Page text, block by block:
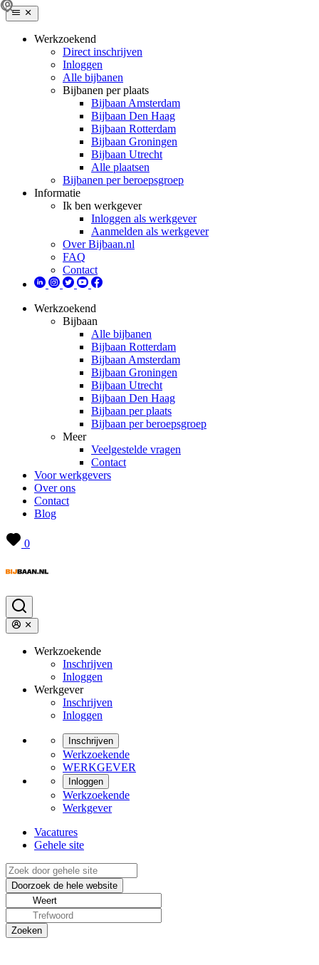
Werkzoekend
Direct inschrijven
Inloggen
Alle bijbanen
Bijbanen per plaats
Bijbaan Amsterdam
Bijbaan Den Haag
Bijbaan Rotterdam
Bijbaan Groningen
Bijbaan Utrecht
Alle plaatsen
Bijbanen per beroepsgroep
Informatie
Ik ben werkgever
Inloggen als werkgever
Aanmelden als werkgever
Over Bijbaan.nl
FAQ
Contact
Werkzoekend
Bijbaan
Alle bijbanen
Bijbaan Rotterdam
Bijbaan Amsterdam
Bijbaan Groningen
Bijbaan Utrecht
Bijbaan Den Haag
Bijbaan per plaats
Bijbaan per beroepsgroep
Meer
Veelgestelde vragen
Contact
Voor werkgevers
Over ons
Contact
Blog
0
Werkzoekende
Inschrijven
Inloggen
Werkgever
Inschrijven
Inloggen
Inschrijven
Werkzoekende
WERKGEVER
Inloggen
Werkzoekende
Werkgever
Vacatures
Gehele site